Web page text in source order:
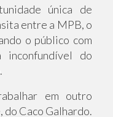
única de
entre a MPB, o
o público com
inconfundível do
em outro
do Caco Galhardo.